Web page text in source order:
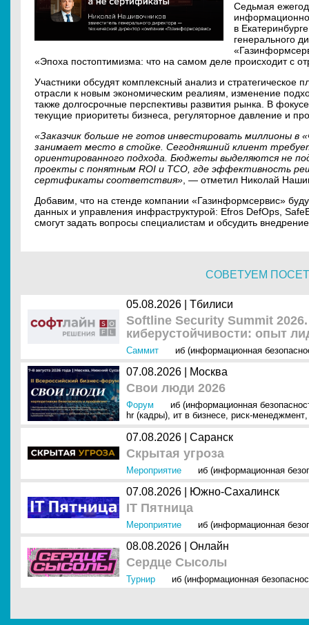
Седьмая
в
генерального
«Эпоха постоптимизма: что на самом деле происходит с
Участники обсудят комплексный анализ и
отрасли к новым экономическим реалиям, изменение
также долгосрочные перспективы развития рынка. В
текущие приоритеты бизнеса, регуляторное давление и
«Заказчик больше не готов инвестировать миллионы в
занимает место в стойке. Сегодняшний клиент
ориентированного подхода. Бюджеты выделяются не
проекты с понятным ROI и TCO, где эффективность
сертификаты соответствия» , — отметил Николай
Добавим, что на стенде компании «Газинформсервис»
данных и управления инфраструктурой: Efros DefOps,
смогут задать вопросы специалистам и обсудить
СОВЕТУЕМ
05.08.2026 | Тбилиси
Softline Security Summit
киберустойчивости: опыт
Саммит иб (информационная
07.08.2026 | Москва
Свои люди 2026
Форум
иб (информационная
hr (кадры), ит в бизнесе, риск-менеджмент,
07.08.2026 | Саранск
Скрытая угроза
Мероприятие иб (информационная
07.08.2026 | Южно-Сахалинск
IT Пятница
Мероприятие иб (информационная
08.08.2026 | Онлайн
Сердце Сысолы
Турнир иб (информационная